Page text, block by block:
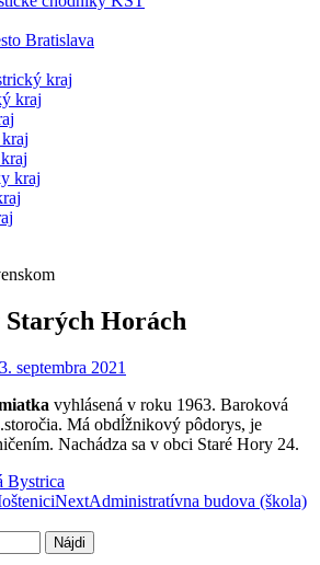
Bratislava
kraj
kraj
kraj
Horách
3. septembra 2021
vyhlásená v roku 1963. Baroková
Má obdĺžnikový pôdorys, je
Nachádza sa v obci Staré Hory 24.
Bystrica
NextAdministratívna budova (škola)